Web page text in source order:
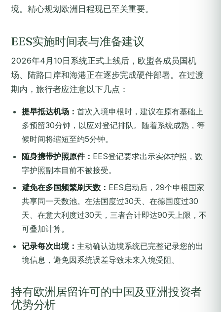
境。精心规划欧洲日程现已至关重要。
EES实施时间表与准备建议
2026年4月10日系统正式上线后，欧盟各成员国机
场、陆路口岸和海港正在逐步完成硬件部署。在过渡
期内，旅行者应注意以下几点：
提早抵达机场： 首次入境申根时，建议在原有基础上
多预留30分钟，以应对登记排队。随着系统成熟，等
候时间将缩短至约5分钟。
随身携带护照原件： EES登记要求出示实体护照，数
字护照副本目前不被接受。
避免在多国频繁刷天数： EES启动后，29个申根国家
共享同一天数池。在法国度过30天、在德国度过30
天、在意大利度过30天，三者合计即达90天上限，不
可叠加计算。
记录每次出境： 主动确认边境系统已完整记录您的出
境信息，避免因系统误差导致未来入境受阻。
持有欧洲居留许可的中国及亚洲投资者
优势分析